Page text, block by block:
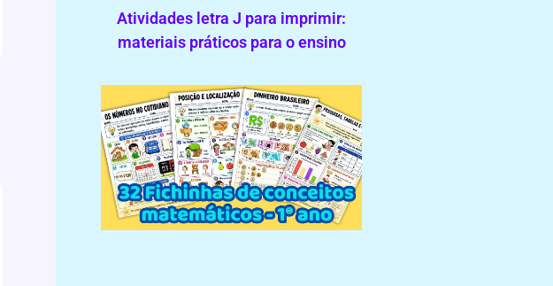
Atividades letra J para imprimir:
materiais práticos para o ensino